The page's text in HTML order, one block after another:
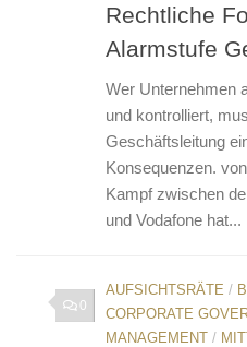
Rechtliche
Alarmstufe
Wer Unternehmen
und kontrolliert,
Geschäftsleitung
Konsequenzen.
Kampf zwischen
und Vodafone hat...
0
AUFSICHTSRÄTE /
CORPORATE
MANAGEMENT /